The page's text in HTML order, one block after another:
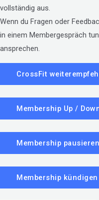
vollständig aus.
Wenn du Fragen oder
in einem Membergespräch
ansprechen.
CrossFit
Membership Up /
Membership pausieren
Membership kündigen